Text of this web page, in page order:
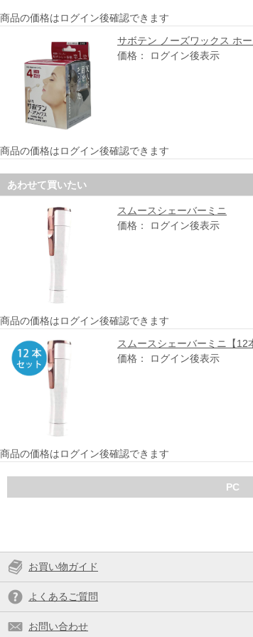
商品の価格はログイン後確認できます
サボテン ノーズワックス ホ
価格： ログイン後表示
商品の価格はログイン後確認できます
あわせて買いたい
スムースシェーバーミニ
価格： ログイン後表示
商品の価格はログイン後確認できます
スムースシェーバーミニ【12
価格： ログイン後表示
商品の価格はログイン後確認できます
PC
お買い物ガイド
よくあるご質問
お問い合わせ